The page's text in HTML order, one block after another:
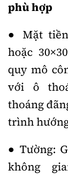
phù hợp
● Mặt
hoặc
quy mô
với ô
thoáng
trình
● Tường:
không